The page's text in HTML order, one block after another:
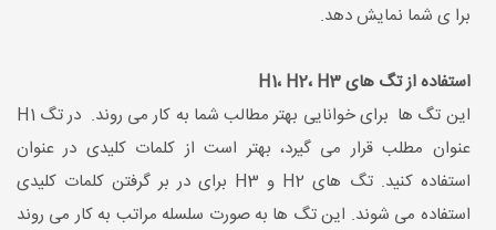
برا ی شما نمایش دهد.
استفاده از تگ های H1، H2، H3
این تگ ها برای خوانایی بهتر مطالب شما به کار می روند. در تگ H1
عنوان مطلب قرار می گیرد، بهتر است از کلمات کلیدی در عنوان
استفاده کنید. تگ های H2 و H3 برای در بر گرفتن کلمات کلیدی
استفاده می شوند. این تگ ها به صورت سلسله مراتب به کار می روند